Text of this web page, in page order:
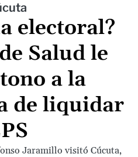
electoral?
Salud le
a la
de liquidar
Jaramillo visitó Cúcuta,